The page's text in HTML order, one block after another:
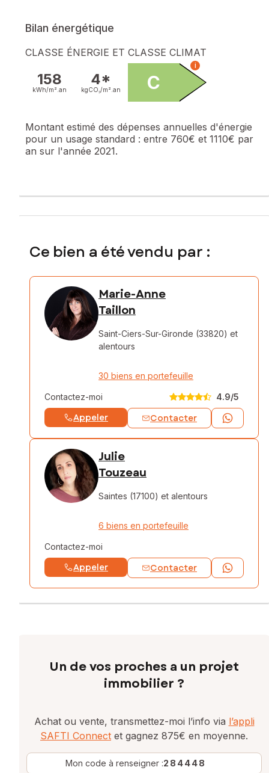
Bilan énergétique
CLASSE ÉNERGIE ET CLASSE CLIMAT
158
kWh/m². an
4*
kgCO₂/m². an C
i
Montant estimé des dépenses annuelles d'énergie
pour un usage standard : entre 760€ et 1110€ par
an sur l'année 2021.
Ce bien a été vendu par :
Marie-Anne
Taillon
Saint-Ciers-Sur-Gironde (33820) et
alentours
30 biens en portefeuille
Contactez-moi 4.9/5
Appeler Contacter
Julie
Touzeau
Saintes (17100) et alentours
6 biens en portefeuille
Contactez-moi
Appeler Contacter
Un de vos proches a un projet
immobilier ?
Achat ou vente, transmettez-moi l’info via l’appli
SAFTI Connect et gagnez 875€ en moyenne.
Mon code à renseigner :284448